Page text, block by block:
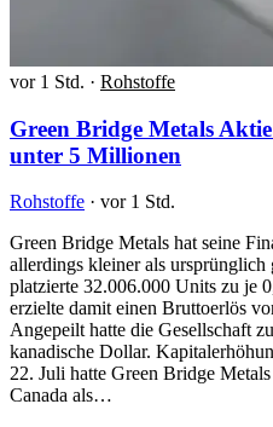
vor 1 Std. · Rohstoffe
Green Bridge Metals
unter 5 Millionen
Rohstoffe · vor 1 Std.
Green Bridge Metals hat seine
allerdings kleiner als ursprünglich
platzierte 32.006.000 Units zu je
erzielte damit einen Bruttoerlös
Angepeilt hatte die Gesellschaft
kanadische Dollar.
22. Juli hatte Green Bridge
Canada als…